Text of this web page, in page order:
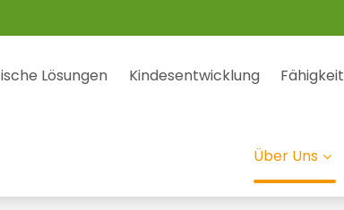
Lösungen Kindesentwicklung Fähigkeit
Über Uns